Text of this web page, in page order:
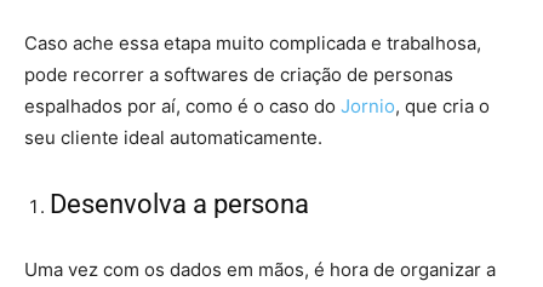
Caso ache essa etapa muito complicada e trabalhosa,
pode recorrer a softwares de criação de personas
espalhados por aí, como é o caso do Jornio, que cria o
seu cliente ideal automaticamente.
Desenvolva a persona
Uma vez com os dados em mãos, é hora de organizar a